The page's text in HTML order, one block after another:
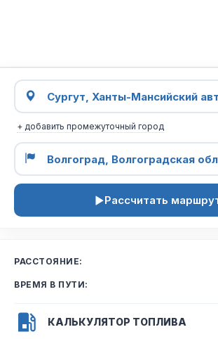
+ добавить промежуточный город
Рассчитать
РАССТОЯНИЕ:
ВРЕМЯ В ПУТИ:
КАЛЬКУЛЯТОР ТОПЛИВА